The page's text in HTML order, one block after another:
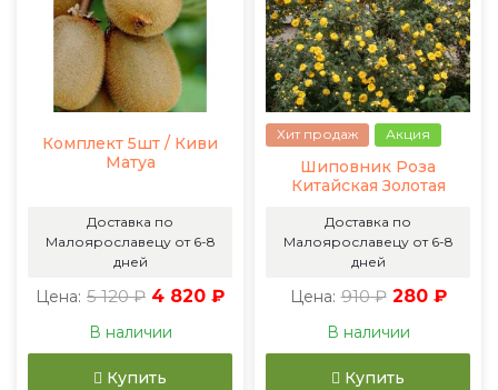
Комплект 5шт / Киви
Матуа
Доставка по
Малоярославецу от 6-8
дней
Цена: 5 120 ₽ 4 820 ₽
В наличии
Купить
Хит продаж Акция
Шиповник Роза
Китайская Золотая
Доставка по
Малоярославецу от 6-8
дней
Цена: 910 ₽ 280 ₽
В наличии
Купить